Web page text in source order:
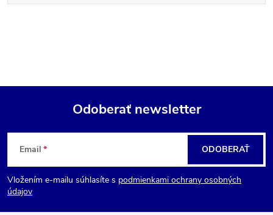
Z
á
p
Odoberať newsletter
Email
Vložením e-mailu súhlasíte s podmienkami ochrany osobných
údajov
ODOBERAŤ